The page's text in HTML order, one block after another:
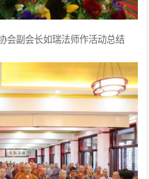
会副会长如瑞法师作活动总结